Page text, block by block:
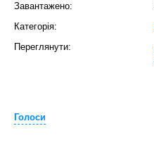
Завантажено:
Категорія:
Переглянути:
Голоси